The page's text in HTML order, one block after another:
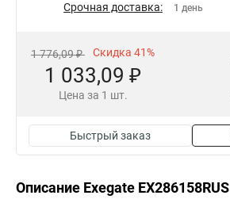
Срочная доставка: 1 день
1 776,09 ₽ Скидка 41%
1 033,09 ₽
Цена за 1 шт.
Быстрый заказ
Описание Exegate EX286158RUS